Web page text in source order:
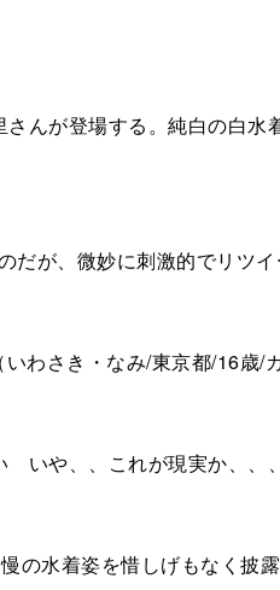
んが登場する。純白の白水
が、微妙に刺激的でリツイ
さき・なみ/東京都/16歳/
や、、これが現実か、、
水着姿を惜しげもなく披露